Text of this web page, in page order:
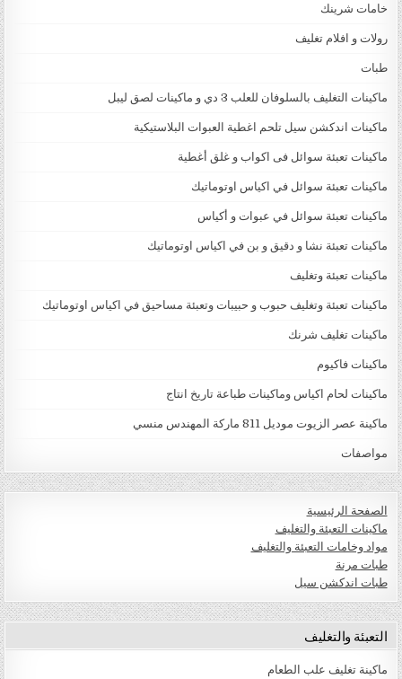
خامات شرينك
رولات و افلام تغليف
طبات
ماكينات التغليف بالسلوفان للعلب 3 دي و ماكينات لصق ليبل
ماكينات اندكشن سيل تلحم اغطية العبوات البلاستيكية
ماكينات تعبئة سوائل فى اكواب و غلق أغطية
ماكينات تعبئة سوائل في اكياس اوتوماتيك
ماكينات تعبئة سوائل في عبوات و أكياس
ماكينات تعبئة نشا و دقيق و بن في اكياس اوتوماتيك
ماكينات تعبئة وتغليف
ماكينات تعبئة وتغليف حبوب و حبيبات وتعبئة مساحيق في اكياس اوتوماتيك
ماكينات تغليف شرنك
ماكينات فاكيوم
ماكينات لحام اكياس وماكينات طباعة تاريخ انتاج
ماكينة عصر الزيوت موديل 811 ماركة المهندس منسي
مواصفات
الصفحة الرئيسية
ماكينات التعبئة والتغليف
مواد وخامات التعبئة والتغليف
طبات مرنة
طبات اندكشن سيل
التعبئة والتغليف
ماكينة تغليف علب الطعام